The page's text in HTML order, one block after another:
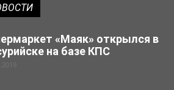
«Маяк» открылся в
на базе КПС